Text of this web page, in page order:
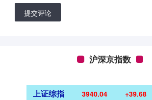
提交评论
沪深京指数
上证综指 3940.04 +39.68